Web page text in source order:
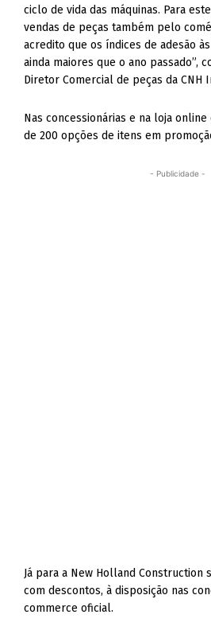
ciclo de vida das máquinas. Para
vendas de peças também pelo
acredito que os índices de adesão
ainda maiores que o ano passado”,
Diretor Comercial de peças da CNH
Nas concessionárias e na loja online
de 200 opções de itens em
- Publicidade -
Já para a New Holland Construction
com descontos, à disposição nas
commerce oficial.